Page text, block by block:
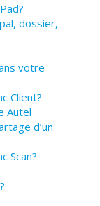
dossier,
votre
Client?
Autel
d’un
Scan?